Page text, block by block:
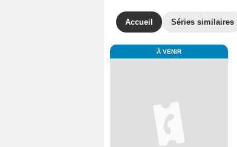
Accueil Séries similaires
À VENIR